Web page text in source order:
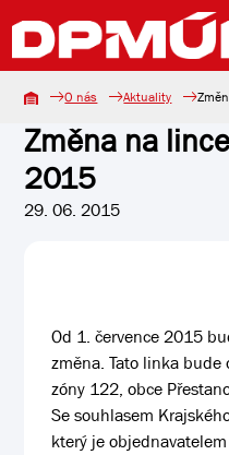
O nás Aktuality
Změna na
2015
29. 06. 2015
Od 1. července 2015
změna. Tato linka
zóny 122, obce
Se souhlasem
který je